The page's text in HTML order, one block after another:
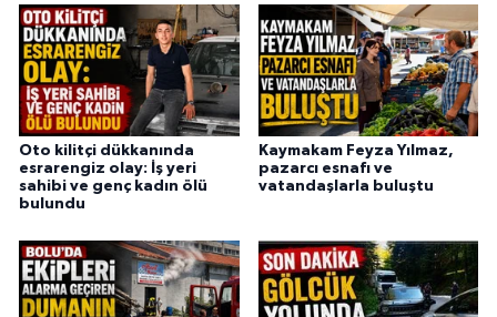
Oto kilitçi dükkanında
esrarengiz olay: İş yeri
sahibi ve genç kadın ölü
bulundu
Kaymakam Feyza Yılmaz,
pazarcı esnafı ve
vatandaşlarla buluştu